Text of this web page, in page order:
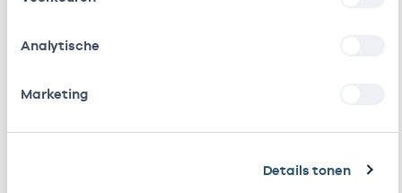
Analytische
Marketing
Details tonen
A.L.
Wijnmaalen
01106598 01-01-2026